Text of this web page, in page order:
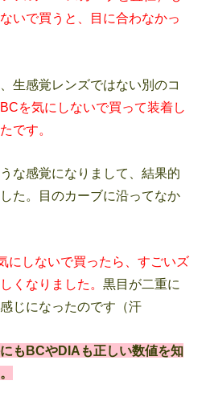
いで買うと、目に合わなかっ
生感覚レンズではない別のコ
BCを気にしないで買って装着し
です。
な感覚になりまして、結果的
た。目のカーブに沿ってなか
にしないで買ったら、すごいズ
くなりました。黒目が二重に
じになったのです（汗
もBCやDIAも正しい数値を知